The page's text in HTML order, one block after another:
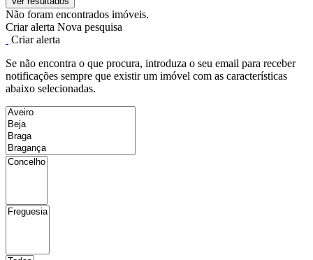
Não foram encontrados imóveis.
Criar alerta Nova pesquisa
Criar alerta
Se não encontra o que procura, introduza o seu email para receber
notificações sempre que existir um imóvel com as características
abaixo selecionadas.